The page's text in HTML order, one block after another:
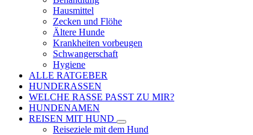
Hausmittel
Zecken und Flöhe
Ältere Hunde
Krankheiten vorbeugen
Schwangerschaft
Hygiene
ALLE RATGEBER
HUNDERASSEN
WELCHE RASSE PASST ZU MIR?
HUNDENAMEN
REISEN MIT HUND
Reiseziele mit dem Hund